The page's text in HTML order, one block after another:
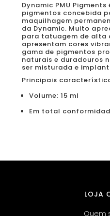
Dynamic PMU
pigmentos concebida
maquilhagem
da Dynamic. Muito
para tatuagem de alta
apresentam cores
gama de pigmentos
naturais e duradouros
ser misturada e
Principais
Volume: 15 ml
Em total
LOJA
Quem